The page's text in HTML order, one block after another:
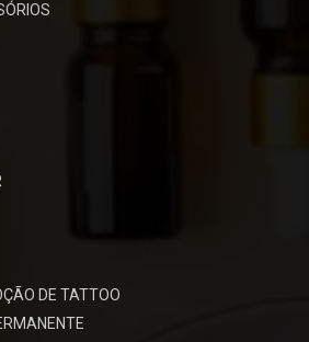
DE TATTOO